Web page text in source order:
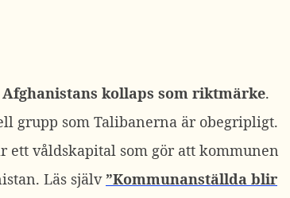
Afghanistans kollaps som riktmärke.
grupp som Talibanerna är obegripligt.
ett våldskapital som gör att kommunen
Läs själv ”Kommunanställda blir